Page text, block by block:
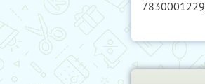
7830001229